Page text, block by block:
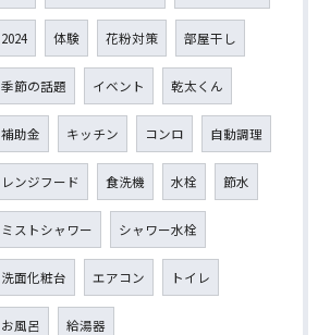
2024 体験 花粉対策 部屋干し
季節の話題 イベント 乾太くん
補助金 キッチン コンロ 自動調理
レンジフード 食洗機 水栓 節水
ミストシャワー シャワー水栓
洗面化粧台 エアコン トイレ
お風呂 給湯器